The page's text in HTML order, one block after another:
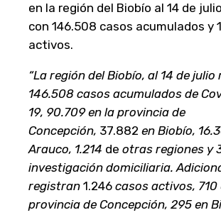
en la región del Biobío al 14 de
con 146.508 casos acumulados y
activos.
“La región del Biobío, al 14 de
146.508 casos acumulados de
19, 90.709en la provincia de
Concepción, 37.882 en Biobío,
Arauco, 1.214 de otras regiones y
investigación domiciliaria.
registran 1.246 casos activos, 710
provincia de Concepción, 295 en